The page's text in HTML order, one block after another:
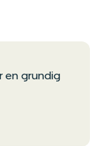
en grundig